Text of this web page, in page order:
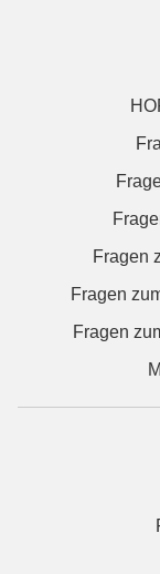
Fragen
Fragen
Fragen